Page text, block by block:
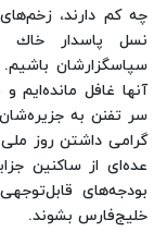
چه كم دارند،
نسل پاسدار خاك
سپاسگزارشان باشیم.
آنها غافل
سر تفنن به
گرامی داشتن روز
عده‌ای از ساكنین
بودجه‌های
خلیج‌فارس بشوند.